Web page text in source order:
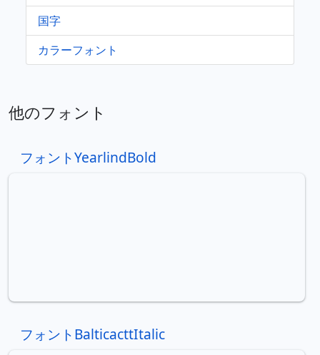
国字
カラーフォント
他のフォント
フォントYearlindBold
フォントBalticacttItalic